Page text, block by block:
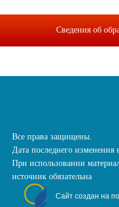
Сведения об
Все права защищены.
Дата последнего изменения
При использовании
источник обязательна
Сайт создан на